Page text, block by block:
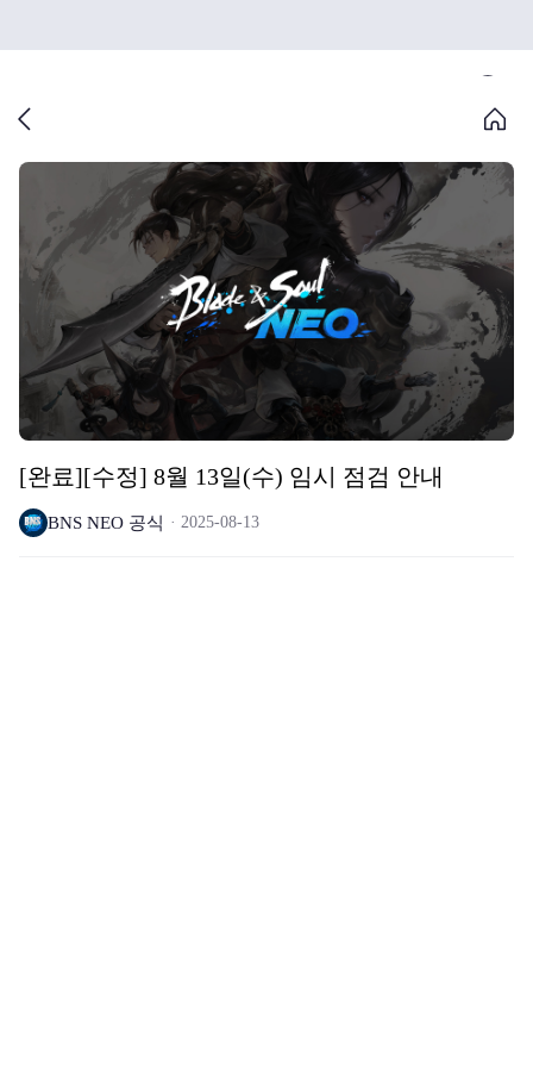
[완료][수정] 8월 13일(수) 임시 점검 안내
BNS NEO 공식 2025-08-13